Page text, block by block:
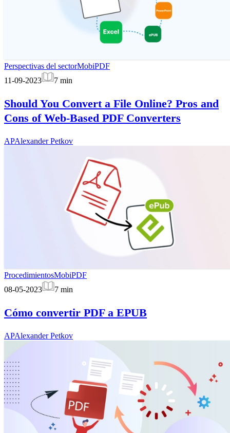
Perspectivas del sectorMobiPDF
11-09-2023
7 min
Should You Convert a File Online? Pros and
Cons of Web-Based PDF Converters
APAlexander Petkov
ProcedimientosMobiPDF
08-05-2023
7 min
Cómo convertir PDF a EPUB
APAlexander Petkov